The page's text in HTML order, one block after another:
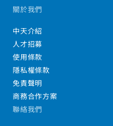
關於我們
中天介紹
人才招募
使用條款
隱私權條款
免責聲明
商務合作方案
聯絡我們